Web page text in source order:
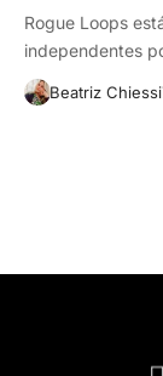
Rogue Loops
independentes
Beatriz Chiessi